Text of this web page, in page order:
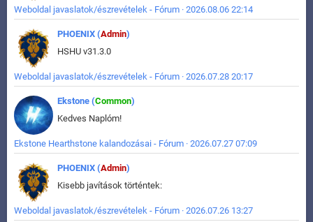
Weboldal javaslatok/észrevételek - Fórum · 2026.08.06 22:14
PHOENIX (Admin)
HSHU v31.3.0
Weboldal javaslatok/észrevételek - Fórum · 2026.07.28 20:17
Ekstone (Common)
Kedves Naplóm!
Ekstone Hearthstone kalandozásai - Fórum · 2026.07.27 07:09
PHOENIX (Admin)
Kisebb javítások történtek:
Weboldal javaslatok/észrevételek - Fórum · 2026.07.26 13:27